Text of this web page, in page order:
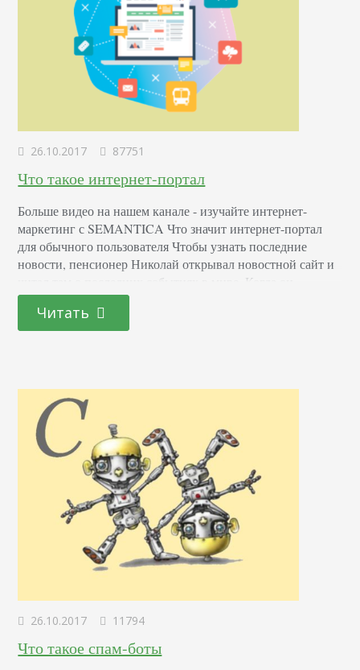
26.10.2017 87751
Что такое интернет-портал
Больше видео на нашем канале - изучайте интернет-
маркетинг с SEMANTICA Что значит интернет-портал
для обычного пользователя Чтобы узнать последние
новости, пенсионер Николай открывал новостной сайт и
читал там о последних событиях в мире. Когда он
интересовался, будет ли завтра дождь, то в этот раз
открывал другой веб-ресурс и смотрел, какая будет погода
на следующий день. Чтобы узнать всё о футболе…
Читать
26.10.2017 11794
Что такое спам-боты